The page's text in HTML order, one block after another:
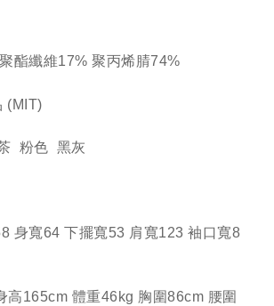
酯纖維17% 聚丙烯腈74%
(MIT)
粉色  黑灰
身寬64 下擺寬53 肩寬123 袖口寬8
高165cm 體重46kg 胸圍86cm 腰圍